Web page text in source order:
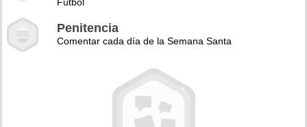
Penitencia
Comentar cada día de la Semana Santa